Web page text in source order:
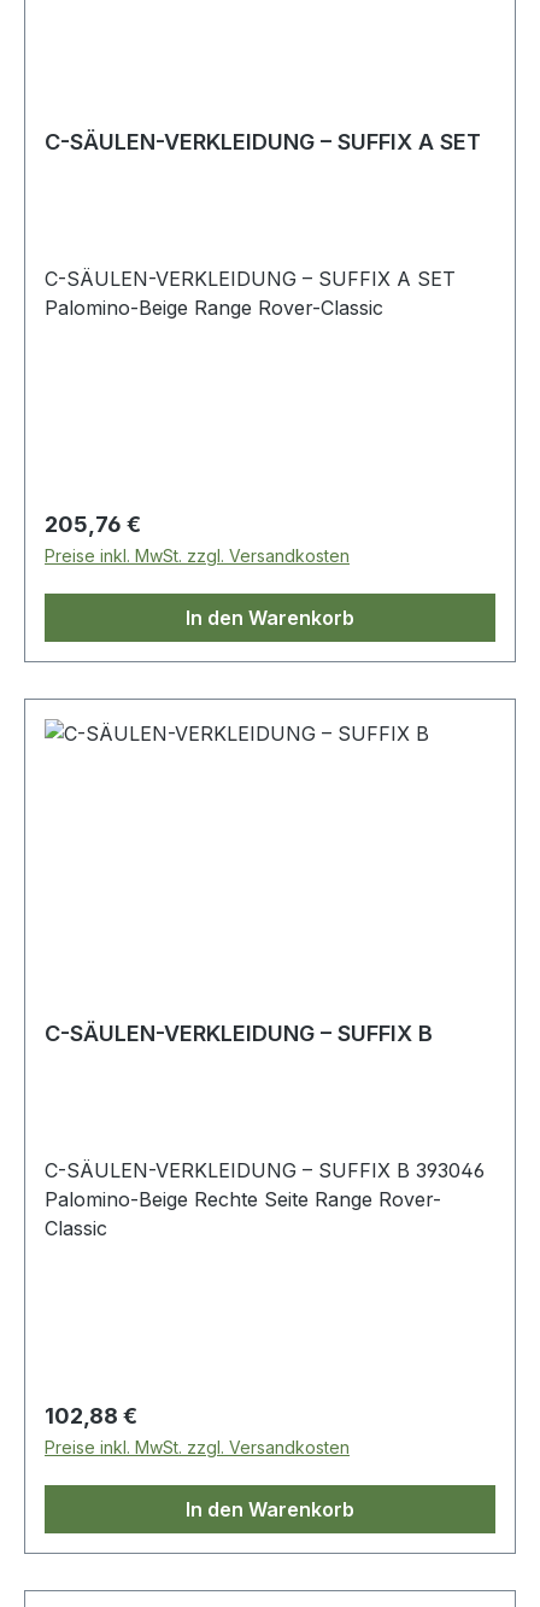
C-SÄULEN-VERKLEIDUNG – SUFFIX A SET
C-SÄULEN-VERKLEIDUNG – SUFFIX A SET
Palomino-Beige Range Rover-Classic
Regulärer Preis:
205,76 €
Preise inkl. MwSt. zzgl. Versandkosten
In den Warenkorb
C-SÄULEN-VERKLEIDUNG – SUFFIX B
C-SÄULEN-VERKLEIDUNG – SUFFIX B 393046
Palomino-Beige Rechte Seite Range Rover-
Classic
Regulärer Preis:
102,88 €
Preise inkl. MwSt. zzgl. Versandkosten
In den Warenkorb